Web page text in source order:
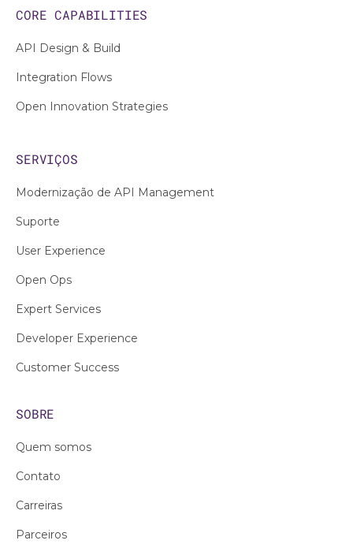
CORE CAPABILITIES
API Design & Build
Integration Flows
Open Innovation Strategies
SERVIÇOS
Modernização de API Management
Suporte
User Experience
Open Ops
Expert Services
Developer Experience
Customer Success
SOBRE
Quem somos
Contato
Carreiras
Parceiros